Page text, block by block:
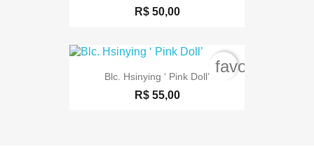
R$ 50,00
Blc. Hsinying ‘ Pink Doll’
R$ 55,00